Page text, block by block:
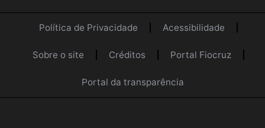
Política de Privacidade Acessibilidade
Sobre o site Créditos Portal Fiocruz
Portal da transparência